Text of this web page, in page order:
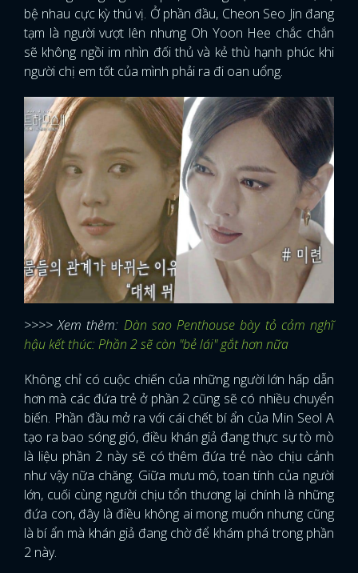
bệ nhau cực kỳ thú vị. Ở phần đầu, Cheon Seo Jin đang
tạm là người vượt lên nhưng Oh Yoon Hee chắc chắn
sẽ không ngồi im nhìn đối thủ và kẻ thù hạnh phúc khi
người chị em tốt của mình phải ra đi oan uổng.
>>>> Xem thêm: Dàn sao Penthouse bày tỏ cảm nghĩ
hậu kết thúc: Phần 2 sẽ còn "bẻ lái" gắt hơn nữa
Không chỉ có cuộc chiến của những người lớn hấp dẫn
hơn mà các đứa trẻ ở phần 2 cũng sẽ có nhiều chuyển
biến. Phần đầu mở ra với cái chết bí ẩn của Min Seol A
tạo ra bao sóng gió, điều khán giả đang thực sự tò mò
là liệu phần 2 này sẽ có thêm đứa trẻ nào chịu cảnh
như vậy nữa chăng. Giữa mưu mô, toan tính của người
lớn, cuối cùng người chịu tổn thương lại chính là những
đứa con, đây là điều không ai mong muốn nhưng cũng
là bí ẩn mà khán giả đang chờ để khám phá trong phần
2 này.